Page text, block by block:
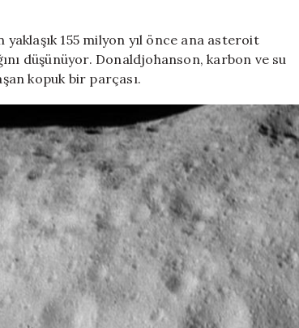
yaklaşık 155 milyon yıl önce ana asteroit
düşünüyor. Donaldjohanson, karbon ve su
kopuk bir parçası.